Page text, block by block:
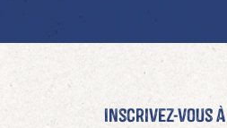
Inscrivez-vous